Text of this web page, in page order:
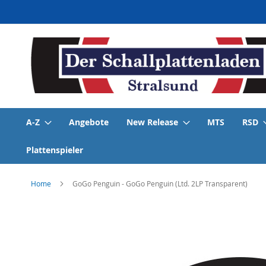
zum
Inhalt
A-Z Angebote New Release MTS RSD
Plattenspieler
Home GoGo Penguin - GoGo Penguin (Ltd. 2LP Transparent)